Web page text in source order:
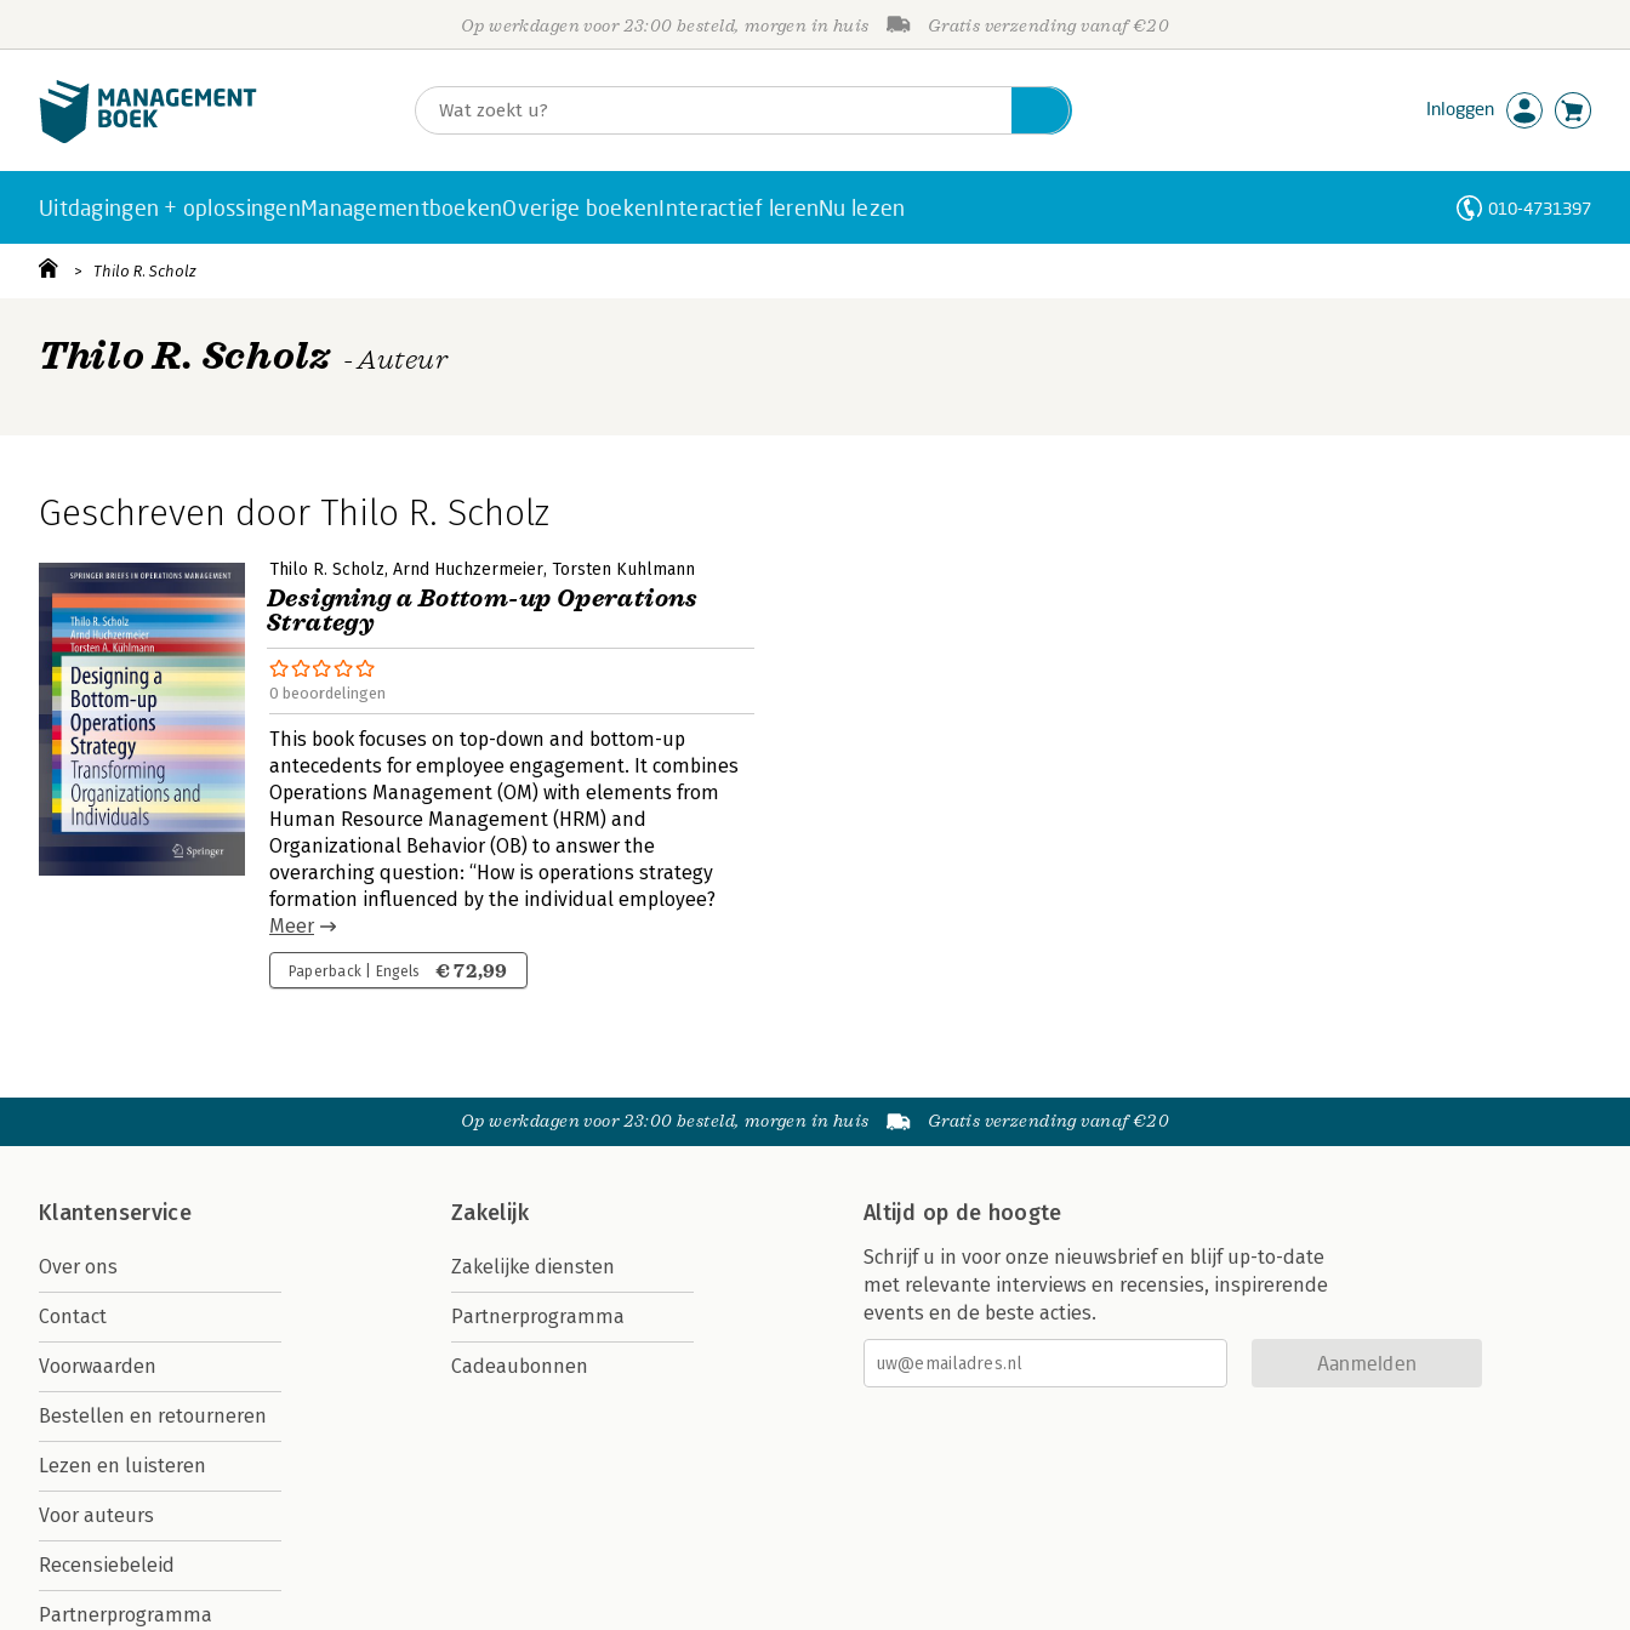
Op werkdagen voor 23:00 besteld, morgen in huis Gratis verzending vanaf €20
Inloggen
Uitdagingen + oplossingenManagementboekenOverige boekenInteractief lerenNu lezen 010-4731397
Thilo R. Scholz
Thilo R. Scholz - Auteur
Geschreven door Thilo R. Scholz
Thilo R. Scholz Arnd Huchzermeier Torsten Kuhlmann
Designing a Bottom-up Operations
Strategy
0 beoordelingen
This book focuses on top-down and bottom-up
antecedents for employee engagement. It combines
Operations Management (OM) with elements from
Human Resource Management (HRM) and
Organizational Behavior (OB) to answer the
overarching question: “How is operations strategy
formation influenced by the individual employee?
Meer
Paperback | Engels € 72,99
Op werkdagen voor 23:00 besteld, morgen in huis Gratis verzending vanaf €20
Klantenservice
Over ons
Contact
Voorwaarden
Bestellen en retourneren
Lezen en luisteren
Voor auteurs
Recensiebeleid
Partnerprogramma
Zakelijk
Zakelijke diensten
Partnerprogramma
Cadeaubonnen
Altijd op de hoogte
Schrijf u in voor onze nieuwsbrief en blijf up-to-date
met relevante interviews en recensies, inspirerende
events en de beste acties.
Aanmelden
Personen